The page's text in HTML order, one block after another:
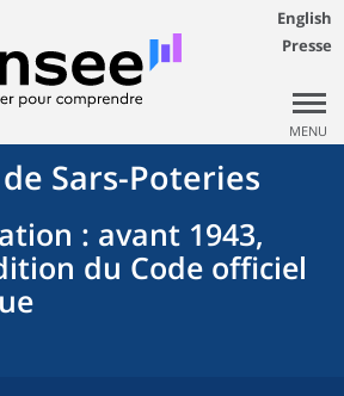
English
Presse
MENU
de Sars-Poteries
: avant 1943,
du Code officiel